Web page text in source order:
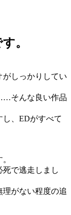
。
しっかりしてい
そんな良い作品
、EDがすべて
死で逃走しまし
がない程度の追